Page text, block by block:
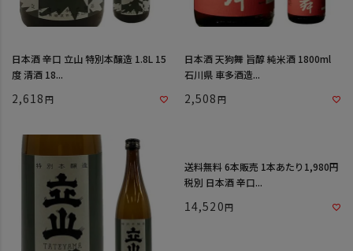
日本酒 辛口 立山 特別本醸造 1.8L 15
度 清酒 18...
2,618
日本酒 天狗舞 旨醇 純米酒 1800ml
石川県 車多酒造...
2,508
送料無料 6本販売 1本あたり1,980円
税別 日本酒 辛口...
14,520